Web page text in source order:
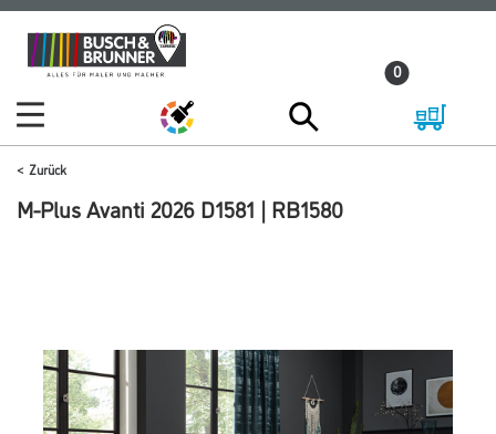
Zum
Inhalt
Zum
Navigationsmenü
0
Zurück
M-Plus Avanti 2026 D1581 | RB1580